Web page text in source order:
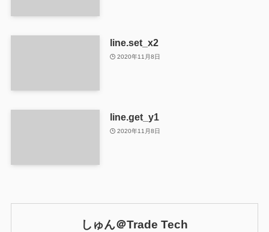
line.set_x2
2020年11月8日
line.get_y1
2020年11月8日
しゅん＠Trade Tech